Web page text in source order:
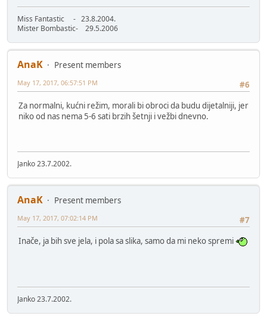
Miss Fantastic - 23.8.2004.
Mister Bombastic- 29.5.2006
AnaK
Present members
#6
May 17, 2017, 06:57:51 PM
Za normalni, kućni režim, morali bi obroci da budu dijetalniji, jer
niko od nas nema 5-6 sati brzih šetnji i vežbi dnevno.
Janko 23.7.2002.
AnaK
Present members
#7
May 17, 2017, 07:02:14 PM
Inače, ja bih sve jela, i pola sa slika, samo da mi neko spremi
Janko 23.7.2002.